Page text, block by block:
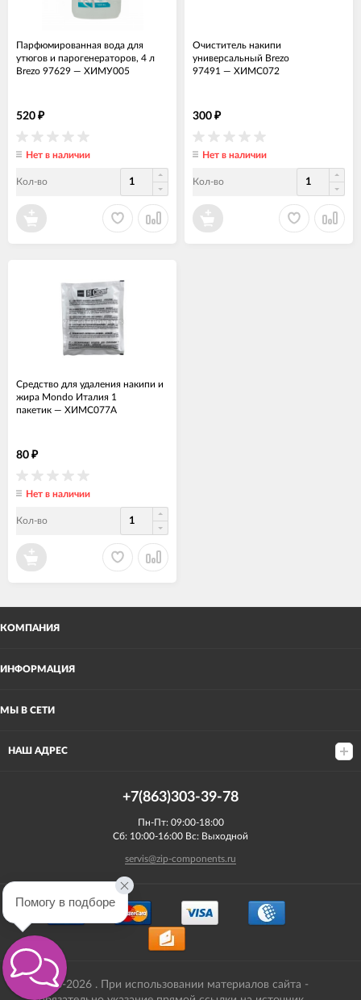
Парфюмированная вода для
утюгов и парогенераторов, 4 л
Brezo 97629 — ХИМУ005
520 ₽
Нет в наличии
Кол-во
Очиститель накипи
универсальный Brezo
97491 — ХИМС072
300 ₽
Нет в наличии
Кол-во
Средство для удаления накипи и
жира Mondo Италия 1
пакетик — ХИМС077А
80 ₽
Нет в наличии
Кол-во
КОМПАНИЯ
ИНФОРМАЦИЯ
МЫ В СЕТИ
НАШ АДРЕС
+7(863)303-39-78
Пн-Пт: 09:00-18:00
Сб: 10:00-16:00 Вс: Выходной
servis@zip-components.ru
2008-2026 . При использовании материалов сайта -
Помогу в подборе